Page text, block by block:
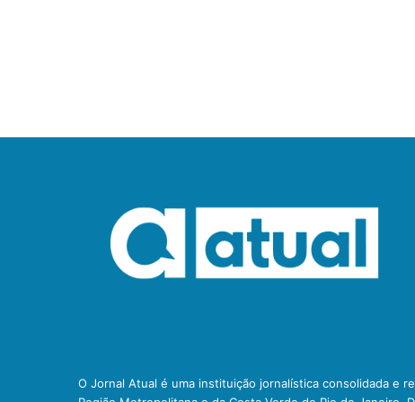
O Jornal Atual é uma instituição jornalística consolidada e